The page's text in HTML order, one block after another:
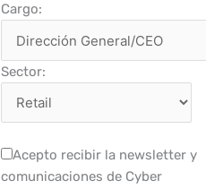
Cargo:
Sector:
Acepto recibir la newsletter y
comunicaciones de Cyber